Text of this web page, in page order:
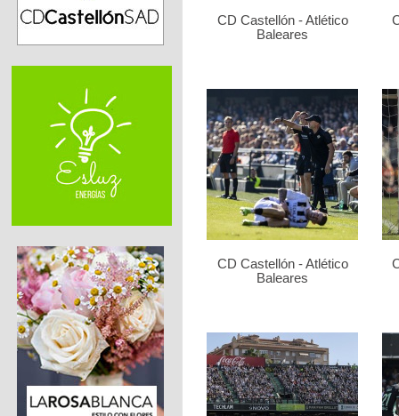
CD Castellón - Atlético
Baleares
CD Castellón - Atlético
Baleares